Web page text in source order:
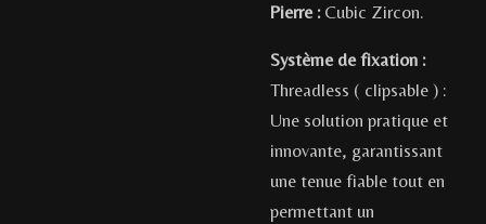
Pierre :Cubic Zircon.
Système de fixation :
Threadless ( clipsable ) :
Une solution pratique et
innovante, garantissant
une tenue fiable tout en
permettant un